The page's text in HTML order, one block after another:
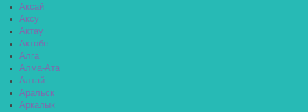
Аксай
Аксу
Актау
Актобе
Алга
Алма-Ата
Алтай
Аральск
Аркалык